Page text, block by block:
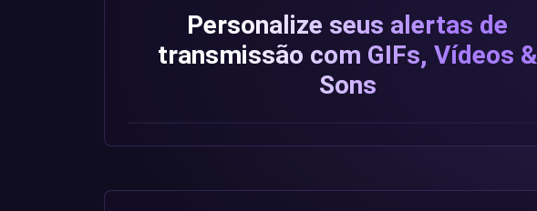
Personalize seus alertas de
transmissão com GIFs, Vídeos &
Sons